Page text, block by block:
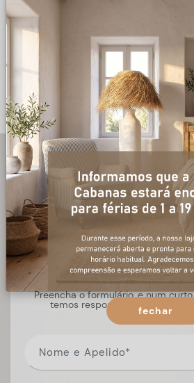
DESCRIÇÃO
+
Preencha o formulário, e num
temos respostas para todas as
fechar